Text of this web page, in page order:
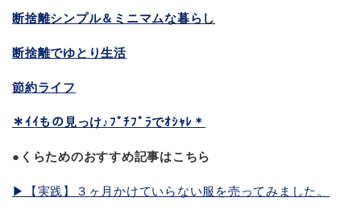
断捨離シンプル＆ミニマムな暮らし
断捨離でゆとり生活
節約ライフ
＊ｲｲもの見っけ♪ﾌﾟﾁﾌﾟﾗでｵｼｬﾚ＊
●くらためのおすすめ記事はこちら
▶︎【実践】３ヶ月かけていらない服を売ってみました。